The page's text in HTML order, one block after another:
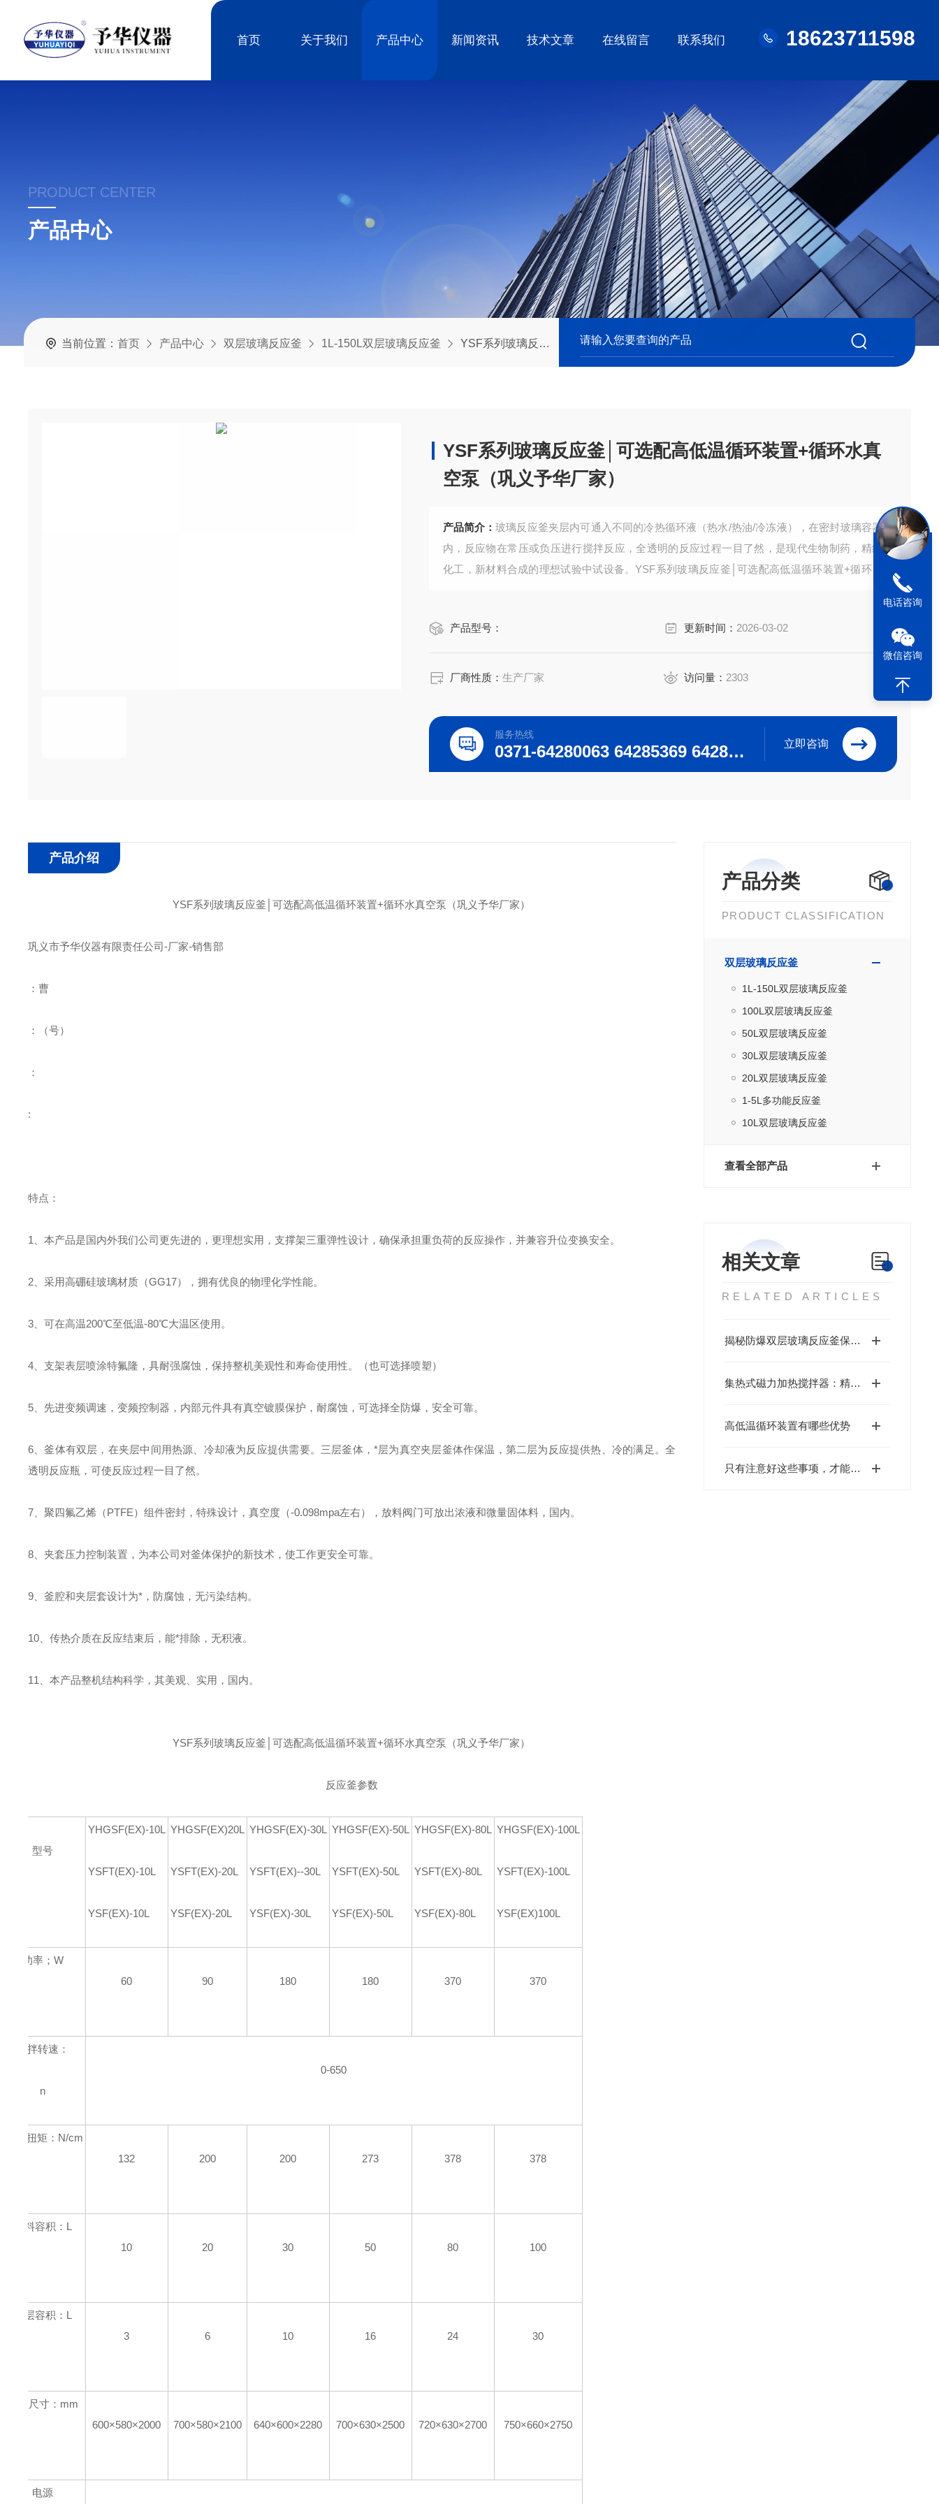
首页 关于我们 产品中心 新闻资讯 技术文章 在线留言 联系我们 18623711598
PRODUCT CENTER
产品中心
当前位置： 首页 产品中心 双层玻璃反应釜 1L-150L双层玻璃反应釜 YSF系列玻璃反应釜│可选配高低温循环装置+循环水真空泵（巩义予华厂家）
YSF系列玻璃反应釜│可选配高低温循环装置+循环水真
空泵（巩义予华厂家）
产品简介：玻璃反应釜夹层内可通入不同的冷热循环液（热水/热油/冷冻液），在密封玻璃容器
内，反应物在常压或负压进行搅拌反应，全透明的反应过程一目了然，是现代生物制药，精细
化工，新材料合成的理想试验中试设备。YSF系列玻璃反应釜│可选配高低温循环装置+循环水
产品型号： 更新时间： 2026-03-02
厂商性质：生产厂家 访问量： 2303
服务热线
0371-64280063 64285369 64285222 立即咨询
产品分类
PRODUCT CLASSIFICATION
双层玻璃反应釜
1L-150L双层玻璃反应釜
100L双层玻璃反应釜
50L双层玻璃反应釜
30L双层玻璃反应釜
20L双层玻璃反应釜
1-5L多功能反应釜
10L双层玻璃反应釜
查看全部产品
相关文章
RELATED ARTICLES
揭秘防爆双层玻璃反应釜保持真空度的关键要点
集热式磁力加热搅拌器：精密构造与高效应用的结合
高低温循环装置有哪些优势
只有注意好这些事项，才能更好使用智能控温磁力搅拌器
产品介绍
YSF系列玻璃反应釜│可选配高低温循环装置+循环水真空泵（巩义予华厂家）
巩义市予华仪器有限责任公司-厂家-销售部
：曹
： （号）
：
:
特点：
1、本产品是国内外我们公司更先进的，更理想实用，支撑架三重弹性设计，确保承担重负荷的反应操作，并兼容升位变换安全。
2、采用高硼硅玻璃材质（GG17），拥有优良的物理化学性能。
3、可在高温200℃至低温-80℃大温区使用。
4、支架表层喷涂特氟隆，具耐强腐蚀，保持整机美观性和寿命使用性。（也可选择喷塑）
5、先进变频调速，变频控制器，内部元件具有真空镀膜保护，耐腐蚀，可选择全防爆，安全可靠。
6、釜体有双层，在夹层中间用热源、冷却液为反应提供需要。三层釜体，*层为真空夹层釜体作保温，第二层为反应提供热、冷的满足。全
透明反应瓶，可使反应过程一目了然。
7、聚四氟乙烯（PTFE）组件密封，特殊设计，真空度（-0.098mpa左右），放料阀门可放出浓液和微量固体料，国内。
8、 夹套压力控制装置，为本公司对釜体保护的新技术，使工作更安全可靠。
9、釜腔和夹层套设计为*，防腐蚀，无污染结构。
10、 传热介质在反应结束后，能*排除，无积液。
11 、本产品整机结构科学，其美观、实用，国内。
YSF系列玻璃反应釜│可选配高低温循环装置+循环水真空泵（巩义予华厂家）
反应釜参数
型号
YHGSF(EX)-10L
YSFT(EX)-10L
YSF(EX)-10L
YHGSF(EX)20L
YSFT(EX)-20L
YSF(EX)-20L
YHGSF(EX)-30L
YSFT(EX)--30L
YSF(EX)-30L
YHGSF(EX)-50L
YSFT(EX)-50L
YSF(EX)-50L
YHGSF(EX)-80L
YSFT(EX)-80L
YSF(EX)-80L
YHGSF(EX)-100L
YSFT(EX)-100L
YSF(EX)100L
功率；W
60
90 180 180 370 370
搅拌转速：
n
0-650
zui大扭矩：N/cm
132
200 200 273 378 378
物料容积：L
10
20 30 50 80 100
夹层容积：L
3
6 10 16 24 30
外型尺寸：mm
600×580×2000
700×580×2100 640×600×2280 700×630×2500 720×630×2700 750×660×2750
电源
电话咨询
微信咨询